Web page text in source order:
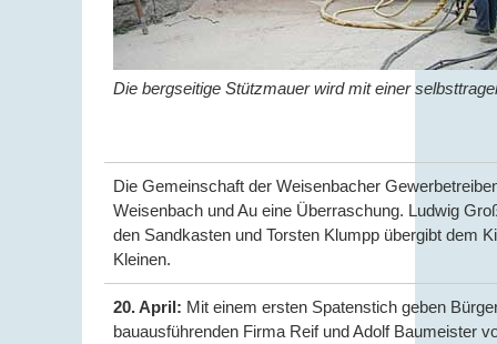
Die bergseitige Stützmauer wird mit einer
Die Gemeinschaft der Weisenbacher
Weisenbach und Au eine Überraschung. Ludwig
den Sandkasten und Torsten Klumpp übergibt dem
Kleinen.
20. April: Mit einem ersten Spatenstich geben
bauausführenden Firma Reif und Adolf Baumeister